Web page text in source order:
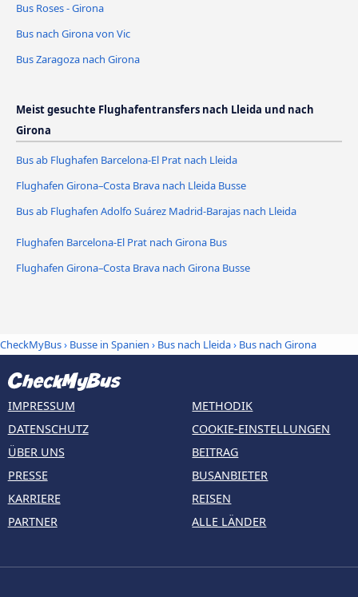
Bus Roses - Girona
Bus nach Girona von Vic
Bus Zaragoza nach Girona
Meist gesuchte Flughafentransfers nach Lleida und nach
Girona
Bus ab Flughafen Barcelona-El Prat nach Lleida
Flughafen Girona–Costa Brava nach Lleida Busse
Bus ab Flughafen Adolfo Suárez Madrid-Barajas nach Lleida
Flughafen Barcelona-El Prat nach Girona Bus
Flughafen Girona–Costa Brava nach Girona Busse
CheckMyBus› Busse in Spanien › Bus nach Lleida› Bus nach Girona
IMPRESSUM
DATENSCHUTZ
ÜBER UNS
PRESSE
KARRIERE
PARTNER
METHODIK
COOKIE-EINSTELLUNGEN
BEITRAG
BUSANBIETER
REISEN
ALLE LÄNDER